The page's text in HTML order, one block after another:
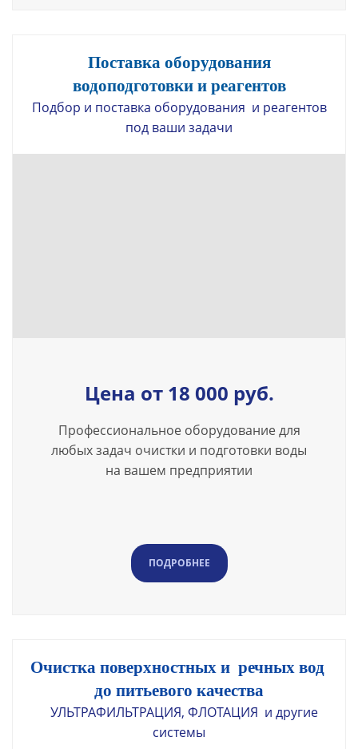
Поставка оборудования
водоподготовки и реагентов
Подбор и поставка оборудования и реагентов
под ваши задачи
Цена от 18 000 руб.
Профессиональное оборудование для
любых задач очистки и подготовки воды
на вашем предприятии
ПОДРОБНЕЕ
Очистка поверхностных и речных вод
до питьевого качества
УЛЬТРАФИЛЬТРАЦИЯ, ФЛОТАЦИЯ и другие
системы